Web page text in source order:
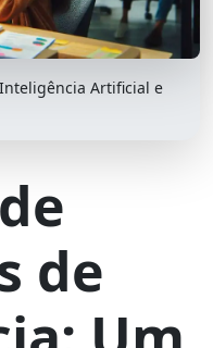
Artificial e
de